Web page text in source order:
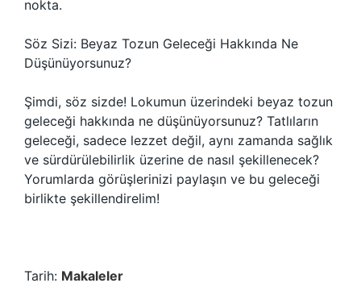
nokta.
Söz Sizi: Beyaz Tozun Geleceği Hakkında Ne
Düşünüyorsunuz?
Şimdi, söz sizde! Lokumun üzerindeki beyaz tozun
geleceği hakkında ne düşünüyorsunuz? Tatlıların
geleceği, sadece lezzet değil, aynı zamanda sağlık
ve sürdürülebilirlik üzerine de nasıl şekillenecek?
Yorumlarda görüşlerinizi paylaşın ve bu geleceği
birlikte şekillendirelim!
Tarih: Makaleler